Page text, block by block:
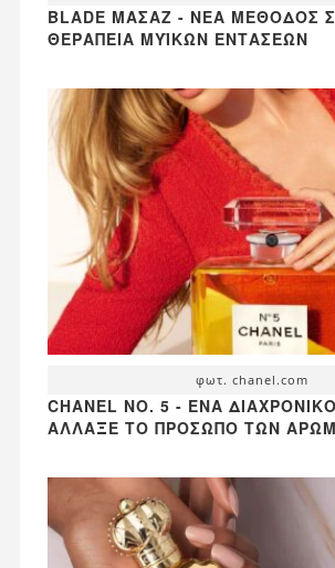
BLADE ΜΑΣΆΖ - ΝΈΑ ΜΈΘΟΔΟΣ
ΘΕΡΑΠΕΊΑ ΜΥΪΚΏΝ ΕΝΤΆΣΕΩΝ
φωτ. chanel.com
CHANEL NO. 5 - ΈΝΑ
ΆΛΛΑΞΕ ΤΟ ΠΡΌΣΩΠΟ ΤΩΝ